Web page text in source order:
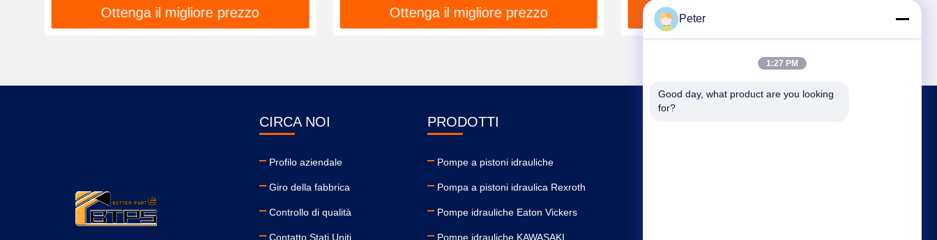
Ottenga il migliore prezzo Ottenga il migliore prezzo Ottenga il migliore prezzo
CIRCA NOI
Profilo aziendale
Giro della fabbrica
Controllo di qualità
Contatto Stati Uniti
PRODOTTI
Pompe a pistoni idrauliche
Pompa a pistoni idraulica Rexroth
Pompe idrauliche Eaton Vickers
Pompe idrauliche KAWASAKI
Peter
1:27 PM
Good day, what product are you looking
for?